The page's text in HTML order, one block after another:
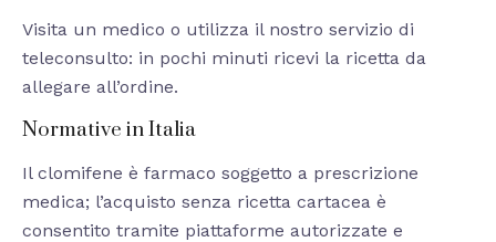
Visita un medico o utilizza il nostro servizio di
teleconsulto: in pochi minuti ricevi la ricetta da
allegare all’ordine.
Normative in Italia
Il clomifene è farmaco soggetto a prescrizione
medica; l’acquisto senza ricetta cartacea è
consentito tramite piattaforme autorizzate e